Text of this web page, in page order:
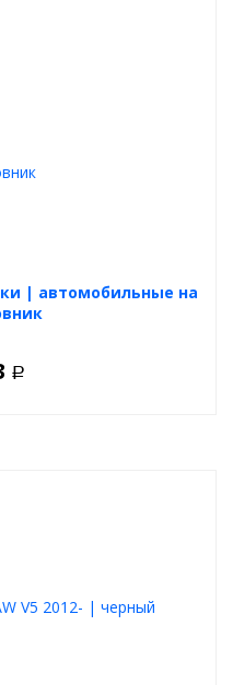
| автомобильные на
Р